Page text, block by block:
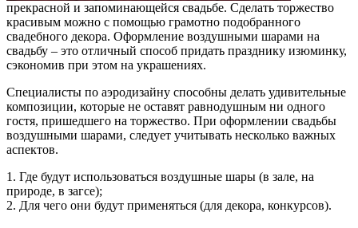
прекрасной и запоминающейся свадьбе. Сделать торжество
красивым можно с помощью грамотно подобранного
свадебного декора. Оформление воздушными шарами на
свадьбу – это отличный способ придать празднику изюминку,
сэкономив при этом на украшениях.
Специалисты по аэродизайну способны делать удивительные
композиции, которые не оставят равнодушным ни одного
гостя, пришедшего на торжество. При оформлении свадьбы
воздушными шарами, следует учитывать несколько важных
аспектов.
1. Где будут использоваться воздушные шары (в зале, на
природе, в загсе);
2. Для чего они будут применяться (для декора, конкурсов).